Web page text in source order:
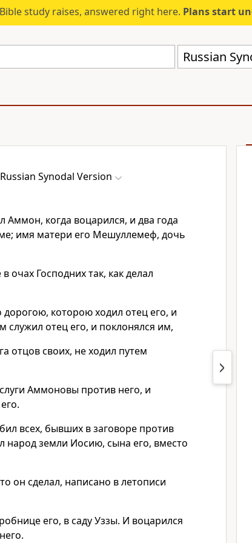
study raises, answered right here. Plans start
Russian
Russian Synodal Version
Аммон, когда воцарился, и два года
имя матери его Мешуллемеф, дочь
очах Господних так, как делал
которою ходил отец его, и
служил отец его, и поклонялся им,
отцов своих, не ходил путем
Аммоновы против него, и
всех, бывших в заговоре против
народ земли Иосию, сына его, вместо
он сделал, написано в летописи
его, в саду Уззы. И воцарился